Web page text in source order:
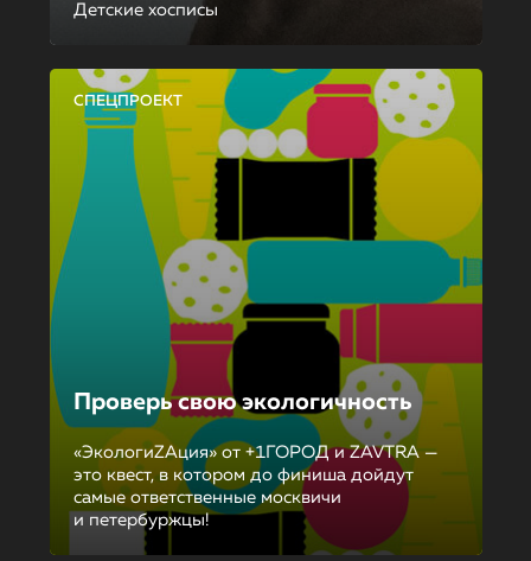
Детские хосписы
СПЕЦПРОЕКТ
Проверь свою экологичность
«ЭкологиZAция» от +1ГОРОД и ZAVTRA —
это квест, в котором до финиша дойдут
самые ответственные москвичи
и петербуржцы!